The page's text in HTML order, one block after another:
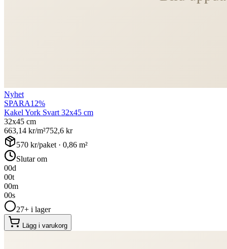
Nyhet
SPARA12%
Kakel York Svart 32x45 cm
32x45 cm
663,14 kr/m²752,6 kr
570 kr/paket · 0,86 m²
Slutar om
00d
00t
00m
00s
27+ i lager
Lägg i varukorg